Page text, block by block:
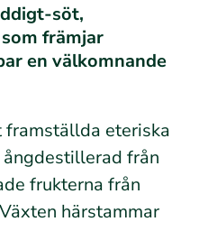
söt,
främjar
en välkomnande
framställda eteriska
från
frukterna från
härstammar